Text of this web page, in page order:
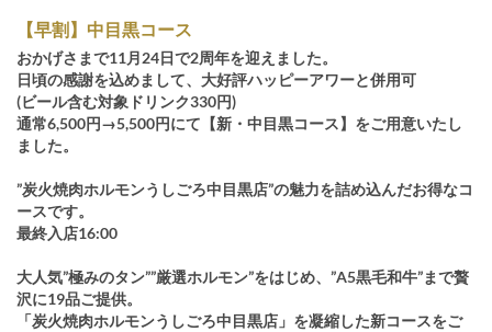
【早割】中目黒コース
おかげさまで11月24日で2周年を迎えました。
日頃の感謝を込めまして、大好評ハッピーアワーと併用可
(ビール含む対象ドリンク330円)
通常6,500円→5,500円にて【新・中目黒コース】をご用意いたし
ました。
”炭火焼肉ホルモンうしごろ中目黒店”の魅力を詰め込んだお得なコ
ースです。
最終入店16:00
大人気”極みのタン””厳選ホルモン”をはじめ、”A5黒毛和牛”まで贅
沢に19品ご提供。
「炭火焼肉ホルモンうしごろ中目黒店」を凝縮した新コースをご